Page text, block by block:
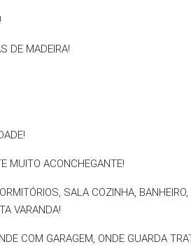
DE MADEIRA!
MUITO ACONCHEGANTE!
SALA COZINHA,
VARANDA!
COM GARAGEM, ONDE GUARDA